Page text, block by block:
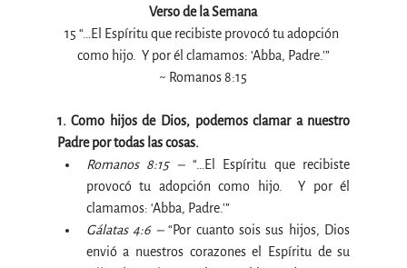
Verso de la Semana
15 “…El Espíritu que recibiste provocó tu adopción
como hijo.  Y por él clamamos: ‘Abba, Padre.'”
~ Romanos 8:15
1. Como hijos de Dios, podemos clamar a nuestro
Padre por todas las cosas.
Romanos 8:15 – “…El Espíritu que recibiste
provocó tu adopción como hijo.  Y por él
clamamos: ‘Abba, Padre.'”
Gálatas 4:6 – “Por cuanto sois sus hijos, Dios
envió a nuestros corazones el Espíritu de su